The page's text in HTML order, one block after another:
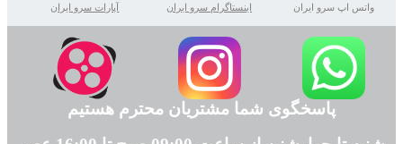
واتس اپ سرو ایران اینستاگرام سرو ایران آپارات سرو ایران
پاسخگوی شما مشتریان محترم هستیم